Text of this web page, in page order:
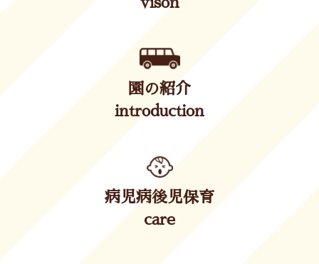
園の紹介
introduction
病児病後児保育
care